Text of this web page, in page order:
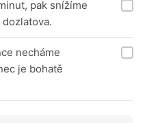
pak snížíme
necháme
je bohatě